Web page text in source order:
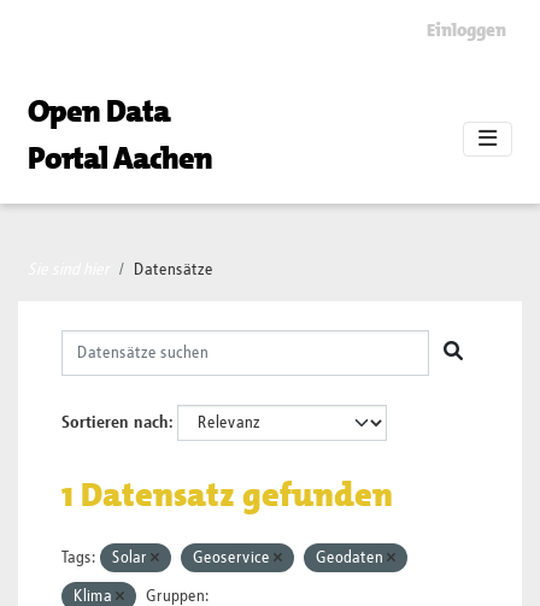
Einloggen
Open Data
Portal Aachen
Datensätze
Sortieren nach
1 Datensatz gefunden
Tags: Solar Geoservice Geodaten
Klima Gruppen: